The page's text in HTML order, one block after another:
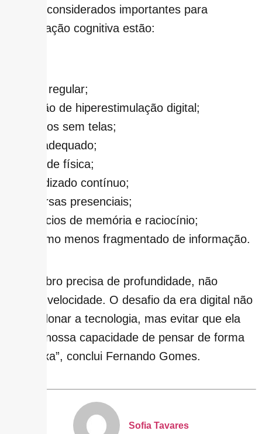
hábitos considerados importantes para
preservação cognitiva estão:
• leitura regular;
• redução de hiperestimulação digital;
• períodos sem telas;
• sono adequado;
• atividade física;
• aprendizado contínuo;
• conversas presenciais;
• exercícios de memória e raciocínio;
• consumo menos fragmentado de informação.
“O cérebro precisa de profundidade, não
apenas velocidade. O desafio da era digital não
é abandonar a tecnologia, mas evitar que ela
reduza nossa capacidade de pensar de forma
complexa”, conclui Fernando Gomes.
Sofia Tavares